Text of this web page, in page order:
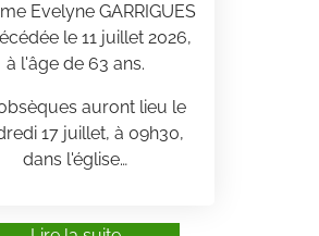
Evelyne GARRIGUES
le 11 juillet 2026,
à l'âge de 63 ans.
auront lieu le
17 juillet, à 09h30,
dans l'église…